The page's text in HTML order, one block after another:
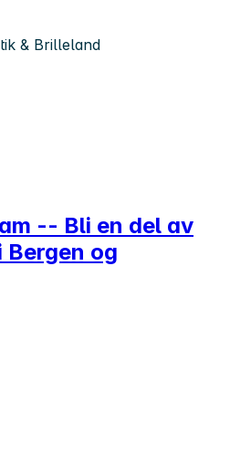
& Brilleland
-- Bli en del av
Bergen og